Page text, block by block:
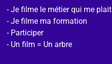
Je filme le métier qui me plait
Je filme ma formation
Participer
Un film = Un arbre